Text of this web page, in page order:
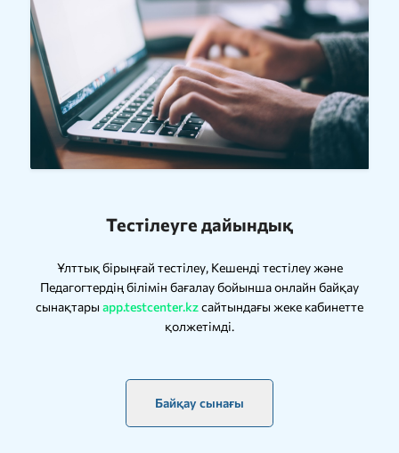
Тестілеуге дайындық
Ұлттық бірыңғай тестілеу, Кешенді тестілеу және
Педагогтердің білімін бағалау бойынша онлайн байқау
сынақтары app.testcenter.kzсайтындағы жеке кабинетте
қолжетімді.
Байқау сынағы